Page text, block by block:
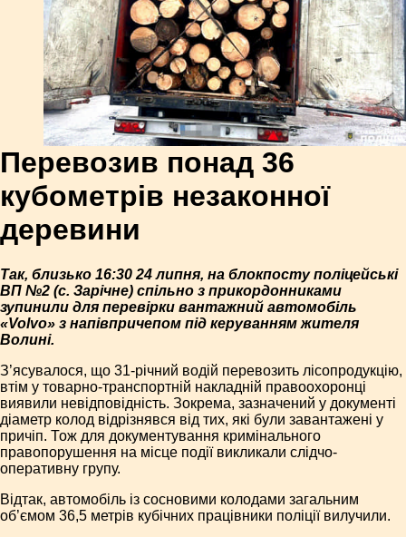
Перевозив понад 36
кубометрів незаконної
деревини
Так, близько 16:30 24 липня, на блокпосту поліцейські
ВП №2 (с. Зарічне) спільно з прикордонниками
зупинили для перевірки вантажний автомобіль
«Volvo» з напівпричепом під керуванням жителя
Волині.
З’ясувалося, що 31-річний водій перевозить лісопродукцію,
втім у товарно-транспортній накладній правоохоронці
виявили невідповідність. Зокрема, зазначений у документі
діаметр колод відрізнявся від тих, які були завантажені у
причіп. Тож для документування кримінального
правопорушення на місце події викликали слідчо-
оперативну групу.
Відтак, автомобіль із сосновими колодами загальним
об’ємом 36,5 метрів кубічних працівники поліції вилучили.